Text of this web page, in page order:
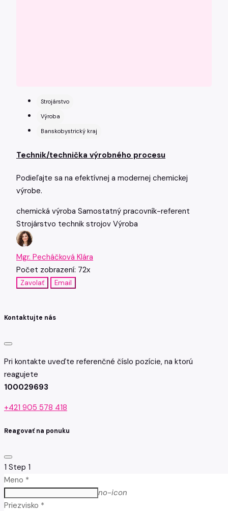
Strojárstvo
Výroba
Banskobystrický kraj
Technik/technička výrobného procesu
Podieľajte sa na efektívnej a modernej chemickej
výrobe.
chemická výroba Samostatný pracovník-referent
Strojárstvo technik strojov Výroba
Mgr. Pecháčková Klára
Počet zobrazení: 72x
Zavolať Email
Kontaktujte nás
Pri kontakte uveďte referenčné číslo pozície, na ktorú
reagujete
100029693
+421 905 578 418
Reagovať na ponuku
1 Step 1
Meno *
no-icon
Priezvisko *